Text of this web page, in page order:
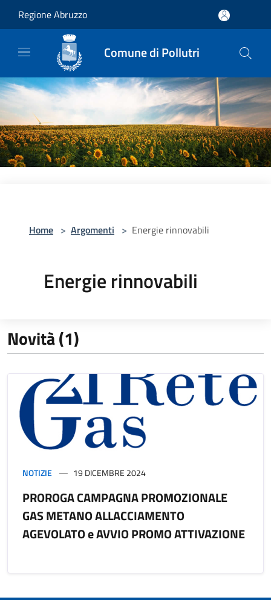
Regione Abruzzo
Comune di Pollutri
Home > Argomenti > Energie rinnovabili
Energie rinnovabili
Novità (1)
NOTIZIE 19 DICEMBRE 2024
PROROGA CAMPAGNA PROMOZIONALE
GAS METANO ALLACCIAMENTO
AGEVOLATO e AVVIO PROMO ATTIVAZIONE